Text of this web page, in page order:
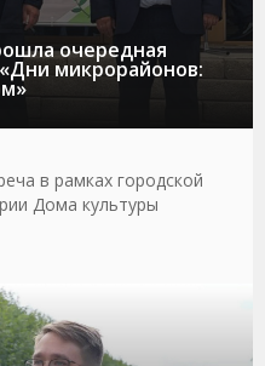
очередная
микрорайонов:
в рамках городской
Дома культуры